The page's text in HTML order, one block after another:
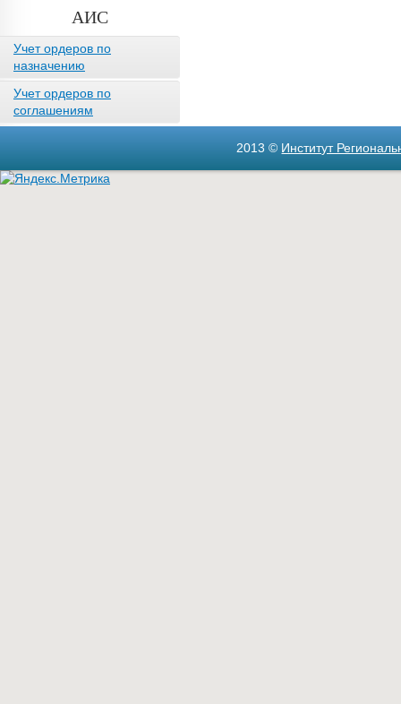
АИС
Учет ордеров по
назначению
Учет ордеров по
соглашениям
2013 © Институт